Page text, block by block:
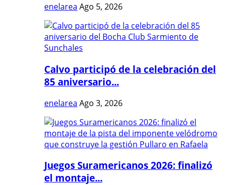
enelarea Ago 5, 2026
Calvo participó de la celebración del
85 aniversario...
enelarea Ago 3, 2026
Juegos Suramericanos 2026: finalizó
el montaje...